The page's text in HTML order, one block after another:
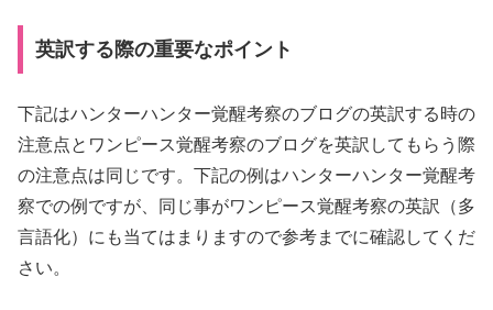
英訳する際の重要なポイント
下記はハンターハンター覚醒考察のブログの英訳する時の
注意点とワンピース覚醒考察のブログを英訳してもらう際
の注意点は同じです。下記の例はハンターハンター覚醒考
察での例ですが、同じ事がワンピース覚醒考察の英訳（多
言語化）にも当てはまりますので参考までに確認してくだ
さい。